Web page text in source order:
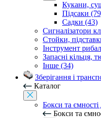
Кукани,
Підсаки
Садки (43)
Сигналізатори
Стойки,
Інструмент
Запасні кільця,
Інше (34)
Зберігання і
Каталог
Бокси та
Бокси та